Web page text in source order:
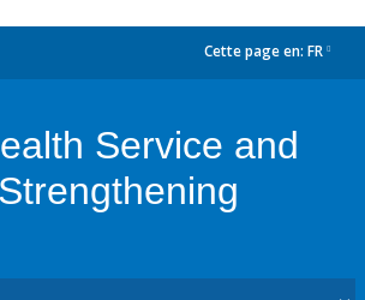
Cette page en: FR
Service and